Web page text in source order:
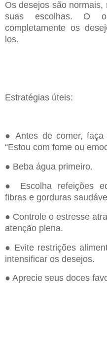
Os desejos são
suas escolhas. O
completamente os
los.
Estratégias úteis:
● Antes de comer, faça
“Estou com fome ou
● Beba água primeiro.
● Escolha refeições
fibras e gorduras
● Controle o estresse
atenção plena.
● Evite restrições
intensificar os desejos.
● Aprecie seus doces